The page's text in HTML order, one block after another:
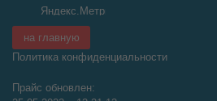
на главную
Политика конфиденциальности
Прайс обновлен: